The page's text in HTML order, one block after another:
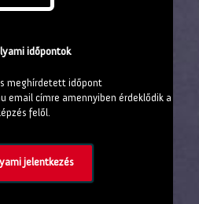
időpontok
meghírdetett időpont
email címre amennyiben érdeklődik a
felől.
jelentkezés